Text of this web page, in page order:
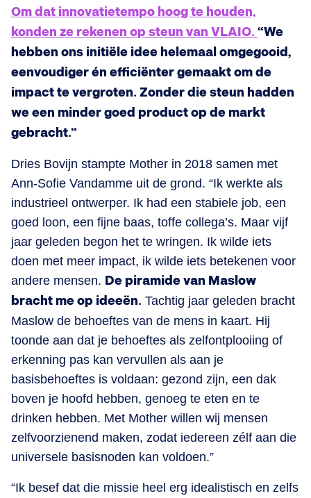
Om dat innovatietempo hoog te houden,
konden ze rekenen op steun van VLAIO. “We
hebben ons initiële idee helemaal omgegooid,
eenvoudiger én efficiënter gemaakt om de
impact te vergroten. Zonder die steun hadden
we een minder goed product op de markt
gebracht.”
Dries Bovijn stampte Mother in 2018 samen met
Ann-Sofie Vandamme uit de grond. “Ik werkte als
industrieel ontwerper. Ik had een stabiele job, een
goed loon, een fijne baas, toffe collega’s. Maar vijf
jaar geleden begon het te wringen. Ik wilde iets
doen met meer impact, ik wilde iets betekenen voor
andere mensen. De piramide van Maslow
bracht me op ideeën. Tachtig jaar geleden bracht
Maslow de behoeftes van de mens in kaart. Hij
toonde aan dat je behoeftes als zelfontplooiing of
erkenning pas kan vervullen als aan je
basisbehoeftes is voldaan: gezond zijn, een dak
boven je hoofd hebben, genoeg te eten en te
drinken hebben. Met Mother willen wij mensen
zelfvoorzienend maken, zodat iedereen zélf aan die
universele basisnoden kan voldoen.”
“Ik besef dat die missie heel erg idealistisch en zelfs